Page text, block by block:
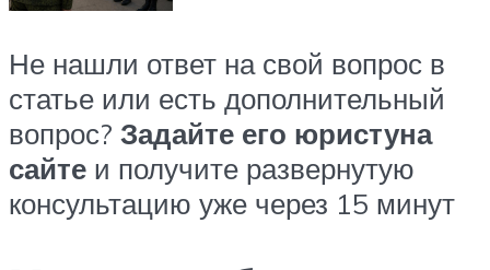
Не нашли ответ на свой вопрос в
статье или есть дополнительный
вопрос? Задайте его юристуна
сайте и получите развернутую
консультацию уже через 15 минут